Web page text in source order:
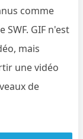
comme
GIF n'est
mais
une vidéo
de